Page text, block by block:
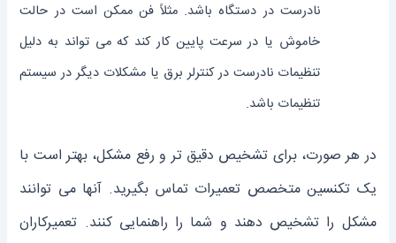
نادرست در دستگاه باشد. مثلاً فن ممکن است در حالت
خاموش یا در سرعت پایین کار کند که می‌ تواند به دلیل
تنظیمات نادرست در کنترلر برق یا مشکلات دیگر در سیستم
تنظیمات باشد.
در هر صورت، برای تشخیص دقیق ‌تر و رفع مشکل، بهتر است با
یک تکنسین متخصص تعمیرات تماس بگیرید. آنها می ‌توانند
مشکل را تشخیص دهند و شما را راهنمایی کنند. تعمیرکاران